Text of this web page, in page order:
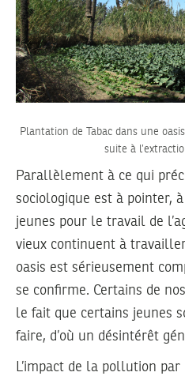
Plantation de Tabac dans une
suite à
Parallèlement à ce qui
sociologique est à pointer,
jeunes pour le travail de
vieux continuent à
oasis est sérieusement
se confirme. Certains de
le fait que certains jeunes
faire, d’où un désintérêt
L’impact de la pollution